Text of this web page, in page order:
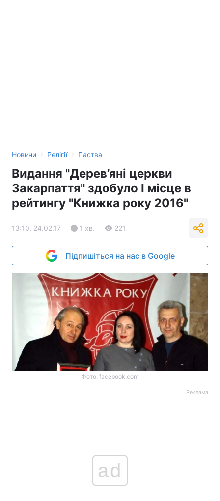
Новини › Релігії › Паства
Видання "Дерев’яні церкви
Закарпаття" здобуло І місце в
рейтингу "Книжка року 2016"
13:10, 24.02.17 1 хв. 221
Підпишіться на нас в Google
Фото: facebook.com
Реклама
ad